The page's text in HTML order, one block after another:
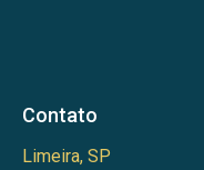
Contato
Limeira, SP